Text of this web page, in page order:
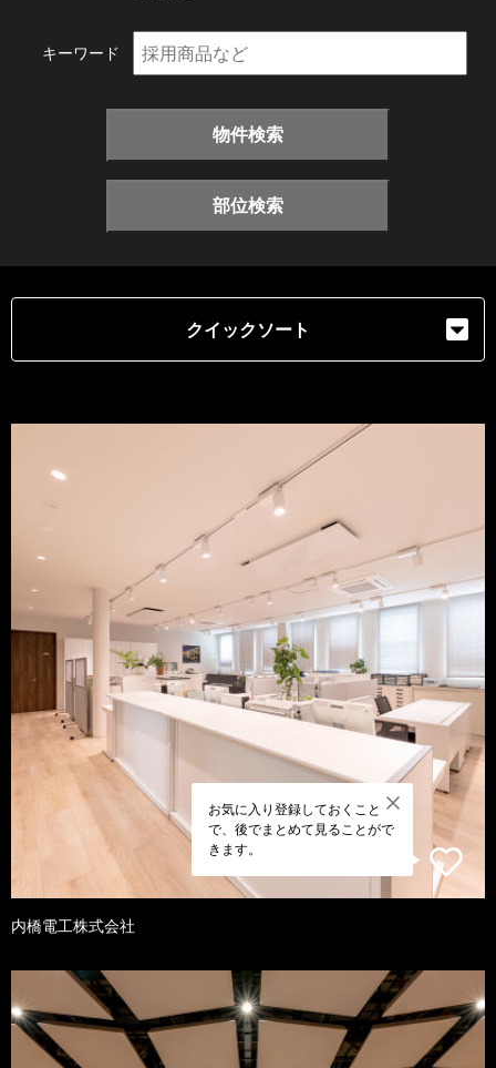
キーワード
物件検索
部位検索
クイックソート
お気に入り登録しておくこと
で、後でまとめて見ることがで
きます。
内橋電工株式会社